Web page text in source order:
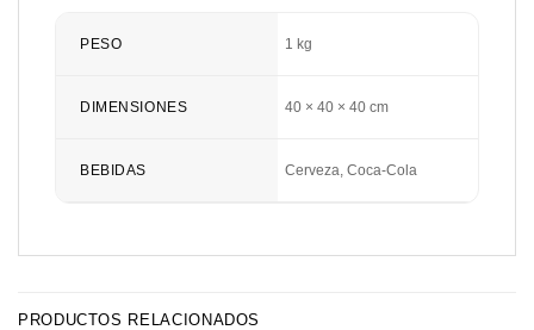
PESO 1 kg
DIMENSIONES 40 × 40 × 40 cm
BEBIDAS Cerveza, Coca-Cola
PRODUCTOS RELACIONADOS